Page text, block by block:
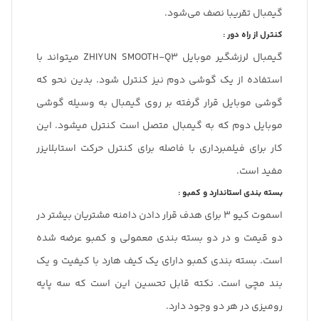
گیمبال تقریبا نصف می‌شود.
کنترل از راه دور :
گیمبال لرزشگیر موبایل ZHIYUN SMOOTH-Q3 میتواند با
استفاده از یک گوشی دوم نیز کنترل شود. بدین نحو که
گوشی موبایل قرار گرفته بر روی گیمبال به وسیله گوشی
موبایل دوم که به گیمبال متصل است کنترل میشود. این
کار برای فیلمبرداری با فاصله برای کنترل حرکت استابلایزر
مفید است.
بسته بندی استاندارد و کمبو :
اسموت کیو 3 برای هدف قرار دادن دامنه مشتریان بیشتر در
دو قیمت و در دو بسته بندی معمولی و کمبو عرضه شده
است. بسته بندی کمبو دارای یک کیف هارد با کیفیت و یک
بند مچی است. نکته قابل تحسین این است که سه پایه
رومیزی در هر دو وجود دارد.